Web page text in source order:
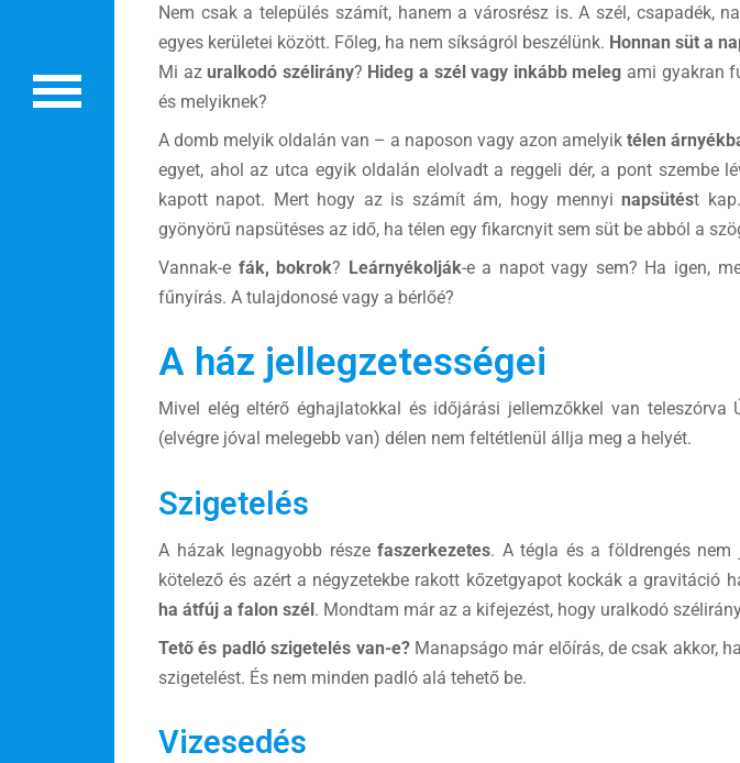
Beutazási engedélyek
Online bolt
Rendezvények
BLOG
Partnerprogram
Oszd meg történeted!
Külföldi munkaajánlatok
Nem csak a település számít, hanem a városrész is. A szél, csapadék,
egyes kerületei között. Főleg, ha nem síkságról beszélünk. Honnan süt a
Mi azuralkodó szélirány? Hideg a szél vagy inkább meleg ami gyakran
és melyiknek?
A domb melyik oldalán van – a naposon vagy azon amelyik télen
egyet, ahol az utca egyik oldalán elolvadt a reggeli dér, a pont szembe
kapott napot. Mert hogy az is számít ám, hogy mennyinapsütést kap.
gyönyörű napsütéses az idő, ha télen egy fikarcnyit sem süt be abból a
Vannak-e fák, bokrok? Leárnyékolják-e a napot vagy sem? Ha igen,
fűnyírás. A tulajdonosé vagy a bérlőé?
A ház jellegzetességei
Mivel elég eltérő éghajlatokkal és időjárási jellemzőkkel van teleszórva
(elvégre jóval melegebb van) délen nem feltétlenül állja meg a helyét.
Szigetelés
A házak legnagyobb részefaszerkezetes. A tégla és a földrengés nem
kötelező és azért a négyzetekbe rakott kőzetgyapot kockák a gravitáció
ha átfúj a falon szél. Mondtam már az a kifejezést, hogy uralkodó
Tető és padló szigetelés van-e? Manapságo már előírás, de csak akkor,
szigetelést. És nem minden padló alá tehető be.
Vizesedés